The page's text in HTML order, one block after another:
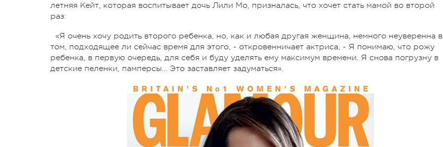
летняя Кейт, которая воспитывает дочь Лили Мо, призналась, что хочет стать мамой во второй
раз:
«Я очень хочу родить второго ребенка, но, как и любая другая женщина, немного неуверенна в
том, подходящее ли сейчас время для этого, - откровенничает актриса, - Я понимаю, что рожу
ребенка, в первую очередь, для себя и буду уделять ему максимум времени. Я снова погрузну в
детские пеленки, памперсы… Это заставляет задуматься».